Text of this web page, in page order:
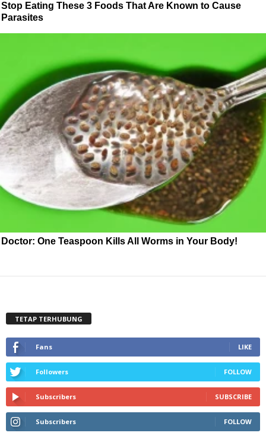
Stop Eating These 3 Foods That Are Known to Cause
Parasites
Doctor: One Teaspoon Kills All Worms in Your Body!
TETAP TERHUBUNG
Fans LIKE
Followers FOLLOW
Subscribers SUBSCRIBE
Subscribers FOLLOW